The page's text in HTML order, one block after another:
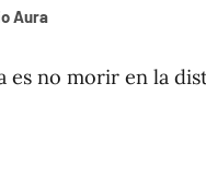
Aura
2007
es no morir en la